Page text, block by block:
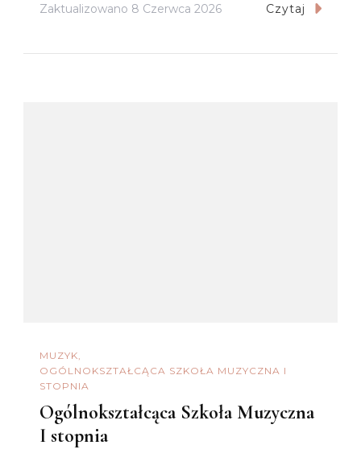
Zaktualizowano 8 Czerwca 2026 Czytaj
MUZYK
OGÓLNOKSZTAŁCĄCA SZKOŁA MUZYCZNA I
STOPNIA
Ogólnokształcąca Szkoła Muzyczna
I stopnia